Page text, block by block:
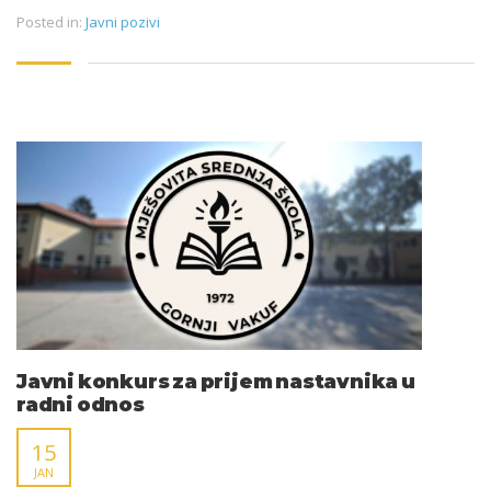
Posted in: Javni pozivi
Javni konkurs za prijem nastavnika u
radni odnos
15
JAN